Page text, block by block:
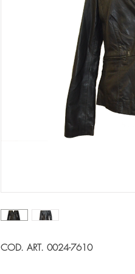
COD. ART. 0024-7610